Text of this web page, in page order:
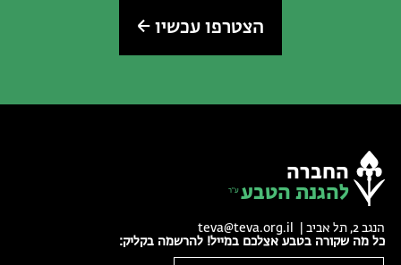
הצטרפו עכשיו
החברה
להגנת הטבע
הנגב 2, תל אביב |
teva@teva.org.il
כל מה שקורה בטבע אצלכם במייל! להרשמה בקליק: